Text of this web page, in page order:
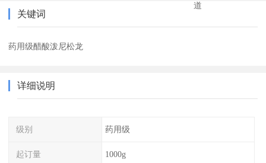
道
关键词
药用级醋酸泼尼松龙
详细说明
级别 药用级
起订量 1000g